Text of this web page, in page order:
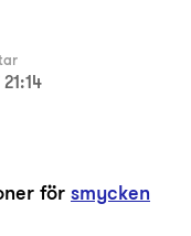
försmycken